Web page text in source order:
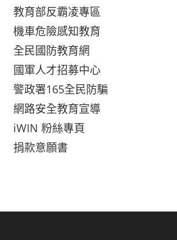
教育部反霸凌專區
機車危險感知教育
全民國防教育網
國軍人才招募中心
警政署165全民防騙
網路安全教育宣導
iWIN 粉絲專頁
捐款意願書